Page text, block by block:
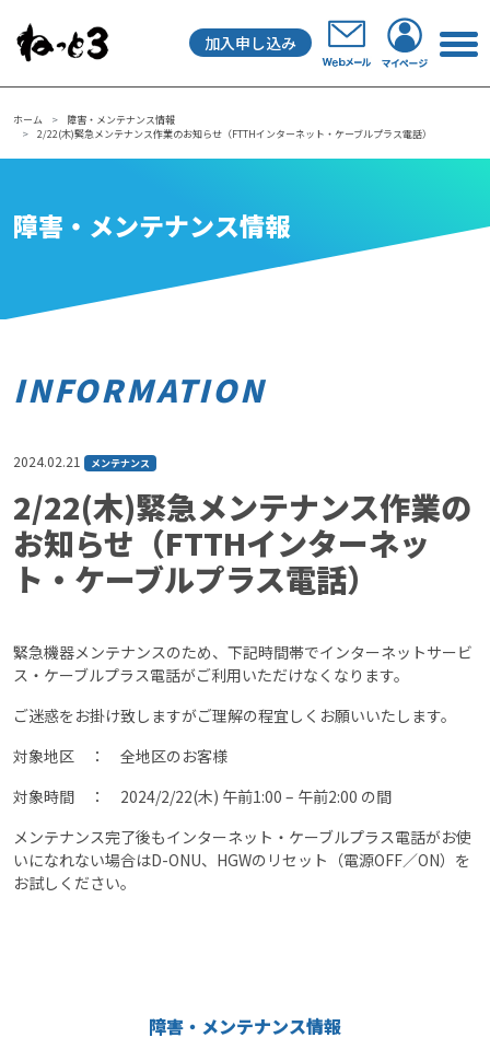
メインナビゲーション
加入申し込み
ホーム
障害・メンテナンス情報
2/22(木)緊急メンテナンス作業のお知らせ（FTTHインターネット・ケーブルプラス電話）
障害・メンテナンス情報
INFORMATION
2024.02.21 メンテナンス
2/22(木)緊急メンテナンス作業の
お知らせ（FTTHインターネッ
ト・ケーブルプラス電話）
緊急機器メンテナンスのため、下記時間帯でインターネットサービ
ス・ケーブルプラス電話がご利用いただけなくなります。
ご迷惑をお掛け致しますがご理解の程宜しくお願いいたします。
対象地区 ： 全地区のお客様
対象時間 ： 2024/2/22(木) 午前1:00 – 午前2:00 の間
メンテナンス完了後もインターネット・ケーブルプラス電話がお使
いになれない場合はD-ONU、HGWのリセット（電源OFF／ON）を
お試しください。
障害・メンテナンス情報